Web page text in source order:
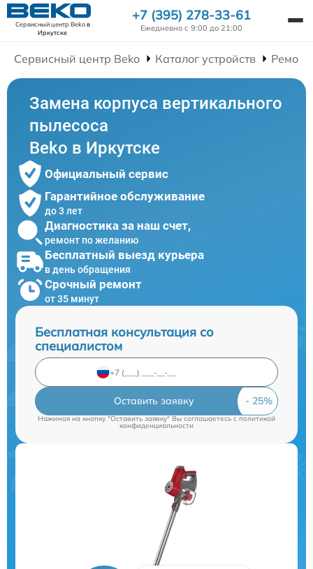
Сервисный центр Bekoв
Иркутске
+7 (395) 278-33-61
Ежедневно с 9:00 до 21:00
Сервисный центр Beko Каталог устройств
Замена корпуса вертикального
пылесоса
Beko в Иркутске
Официальный сервис
Гарантийное обслуживание
до 3 лет
Диагностика за наш счет,
ремонт по желанию
Бесплатный выезд курьера
в день обращения
Срочный ремонт
от 35 минут
Бесплатная консультация со
специалистом
Оставить заявку
Нажимая на кнопку "Оставить заявку" Вы соглашаетесь c политикой
конфиденциальности